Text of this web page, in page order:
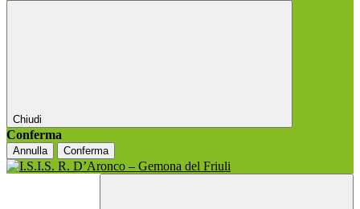
Chiudi
Conferma
Annulla Conferma